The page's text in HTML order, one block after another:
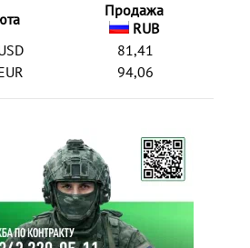
Продажа
RUB
81,41
94,06